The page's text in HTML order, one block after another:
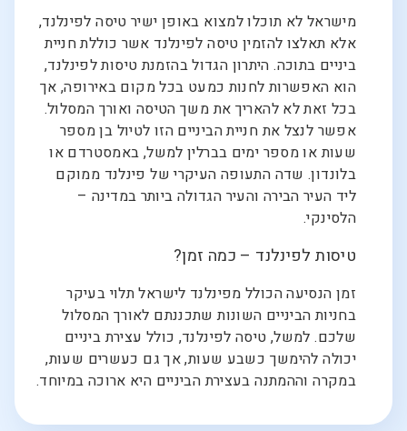
מישראל לא תוכלו למצוא באופן ישיר טיסה לפינלנד,
אלא תאלצו להזמין טיסה לפינלנד אשר כוללת חניית
ביניים בתוכה. היתרון הגדול בהזמנת טיסות לפינלנד,
הוא האפשרות לחנות כמעט בכל מקום באירופה, אך
בכל זאת לא להאריך את משך הטיסה ואורך המסלול.
אפשר לנצל את חניית הביניים הזו לטיול בן מספר
שעות או מספר ימים בברלין למשל, באמסטרדם או
בלונדון. שדה התעופה העיקרי של פינלנד ממוקם
ליד העיר הבירה והעיר הגדולה ביותר במדינה –
הלסינקי.
טיסות לפינלנד – כמה זמן?
זמן הנסיעה הכולל מפינלנד לישראל תלוי בעיקר
בחניות הביניים השונות שתכננתם לאורך המסלול
שלכם. למשל, טיסה לפינלנד, כולל עצירת ביניים
יכולה להימשך כשבע שעות, אך גם כעשרים שעות,
במקרה וההמתנה בעצירת הביניים היא ארוכה במיוחד.